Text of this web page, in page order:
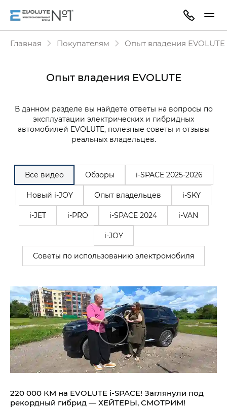
Главная Покупателям Опыт владения EVOLUTE
Опыт владения EVOLUTE
В данном разделе вы найдете ответы на вопросы по
эксплуатации электрических и гибридных
автомобилей EVOLUTE, полезные советы и отзывы
реальных владельцев.
Все видео Обзоры i‑SPACE 2025-2026
Новый i-JOY Опыт владельцев i-SKY
i-JET i-PRO i-SPACE 2024 i-VAN
i-JOY
Советы по использованию электромобиля
220 000 КМ на EVOLUTE i‑SPACE! Заглянули под
рекордный гибрид — ХЕЙТЕРЫ, СМОТРИМ!